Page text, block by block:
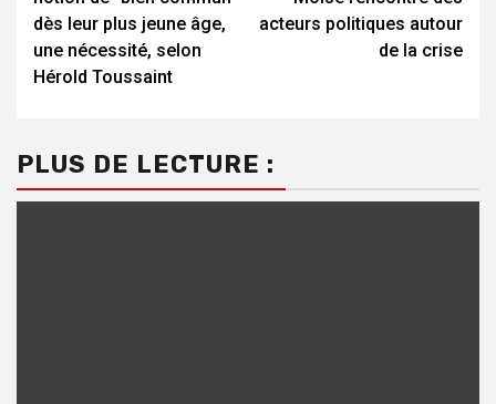
dès leur plus jeune âge,
une nécessité, selon
Hérold Toussaint
acteurs politiques autour
de la crise
PLUS DE LECTURE :